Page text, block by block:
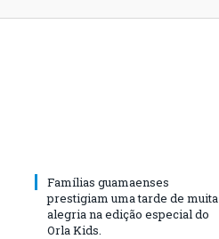
Famílias guamaenses
prestigiam uma tarde de muita
alegria na edição especial do
Orla Kids.